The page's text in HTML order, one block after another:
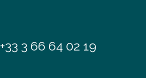
+33 3 66 64 02 19